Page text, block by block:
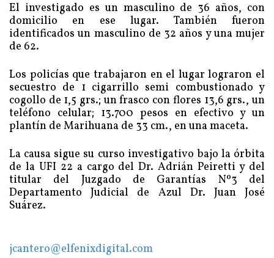
El investigado es un masculino de 36 años, con
domicilio en ese lugar. También fueron
identificados un masculino de 32 años y una mujer
de 62.
Los policías que trabajaron en el lugar lograron el
secuestro de 1 cigarrillo semi combustionado y
cogollo de 1,5 grs.; un frasco con flores 13,6 grs., un
teléfono celular; 13.700 pesos en efectivo y un
plantín de Marihuana de 33 cm., en una maceta.
La causa sigue su curso investigativo bajo la órbita
de la UFI 22 a cargo del Dr. Adrián Peiretti y del
titular del Juzgado de Garantías Nº3 del
Departamento Judicial de Azul Dr. Juan José
Suárez.
jcantero@elfenixdigital.com